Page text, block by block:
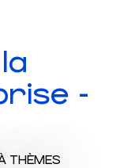
-
THÈMES